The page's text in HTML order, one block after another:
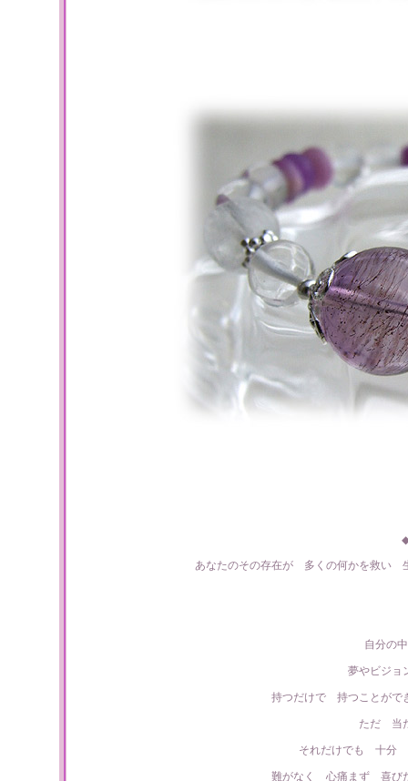
あなたのその存在が 多くの何かを救い
自分の
夢やビジョ
持つだけで 持つことがで
ただ 当
それだけでも 十分
難がなく 心痛まず 喜び